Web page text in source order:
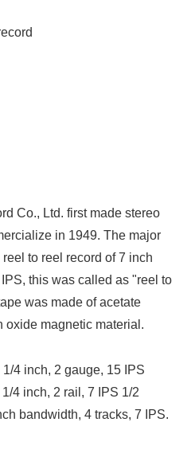
Co., Ltd. first made stereo
in 1949. The major
to reel record of 7 inch
this was called as "reel to
was made of acetate
oxide magnetic material.
4 inch, 2 gauge, 15 IPS
4 inch, 2 rail, 7 IPS 1/2
bandwidth, 4 tracks, 7 IPS.